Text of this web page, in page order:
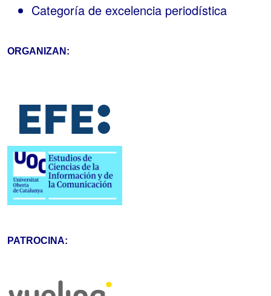
Categoría de excelencia periodística
ORGANIZAN:
PATROCINA: